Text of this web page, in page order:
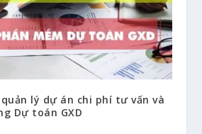
lý dự án chi phí tư vấn và
Dự toán GXD